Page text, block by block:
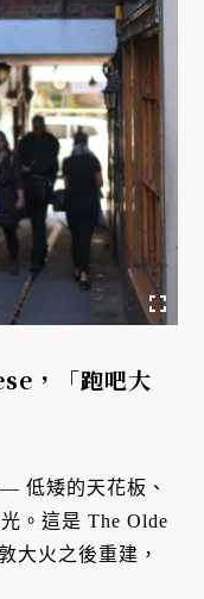
，
「跑吧大
低矮的天花板、
。這是 The Olde
大火之後重建，